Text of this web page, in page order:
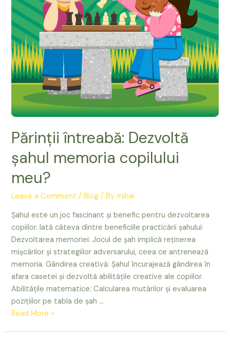
Părinții întreabă: Dezvoltă
șahul memoria copilului
meu?
Leave a Comment /Blog / Bymihai
Șahul este un joc fascinant și benefic pentru dezvoltarea
copiilor. Iată câteva dintre beneficiile practicării șahului:
Dezvoltarea memoriei: Jocul de șah implică reținerea
mișcărilor și strategiilor adversarului, ceea ce antrenează
memoria. Gândirea creativă: Șahul încurajează gândirea în
afara casetei și dezvoltă abilitățile creative ale copiilor.
Abilitățile matematice: Calcularea mutărilor și evaluarea
pozițiilor pe tabla de șah …
Părinții
Read More »